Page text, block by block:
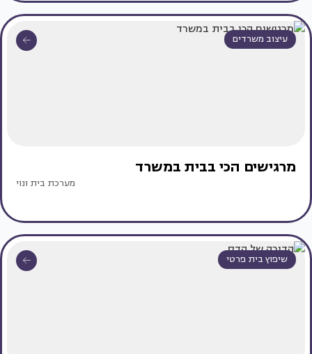
עיצוב משרדים
מרגישים הכי בבית במשרד
מערכת בית ונוי
שיפוץ בית פרטי